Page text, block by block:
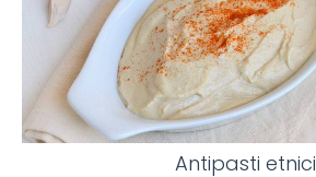
Antipasti etnici